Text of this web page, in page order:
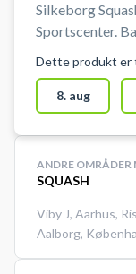
Silkeborg
Sportscenter.
ikke laver mærker i
tænder/slukker
før/efter ti
Dette produkt er
8. aug
ANDRE OMRÅDER
SQUASH
Viby J, Aarhus,
Aalborg,